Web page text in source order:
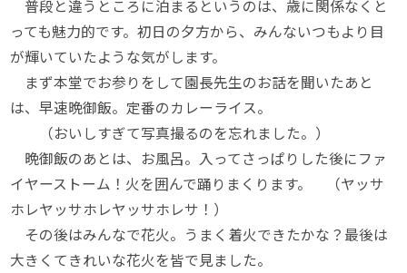
普段と違うところに泊まるというのは、歳に関係なくと
っても魅力的です。初日の夕方から、みんないつもより目
が輝いていたような気がします。
まず本堂でお参りをして園長先生のお話を聞いたあと
は、早速晩御飯。定番のカレーライス。
（おいしすぎて写真撮るのを忘れました。）
晩御飯のあとは、お風呂。入ってさっぱりした後にファ
イヤーストーム！火を囲んで踊りまくります。 （ヤッサ
ホレヤッサホレヤッサホレサ！）
その後はみんなで花火。うまく着火できたかな？最後は
大きくてきれいな花火を皆で見ました。